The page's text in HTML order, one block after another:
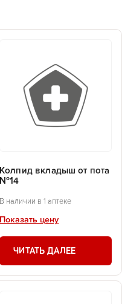
Колпид вкладыш от пота
№14
В наличии в 1 аптеке
Показать цену
ЧИТАТЬ ДАЛЕЕ